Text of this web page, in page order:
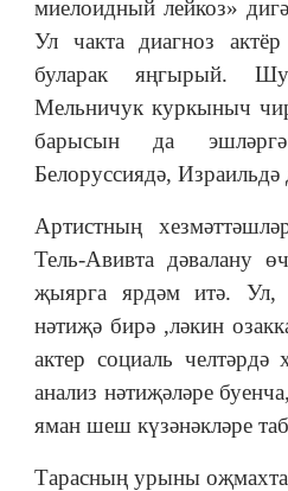
миелоидный лейкоз»
Ул чакта диагноз
буларак яңгырый.
Мельничук куркыныч
барысын да
Белоруссиядә, Израильдә
Артистның
Тель-Авивта дәвалану
җыярга ярдәм итә. Ул,
нәтиҗә бирә ,ләкин
актер социаль челтәрдә
анализ нәтиҗәләре
яман шеш күзәнәкләре
Тарасның урыны